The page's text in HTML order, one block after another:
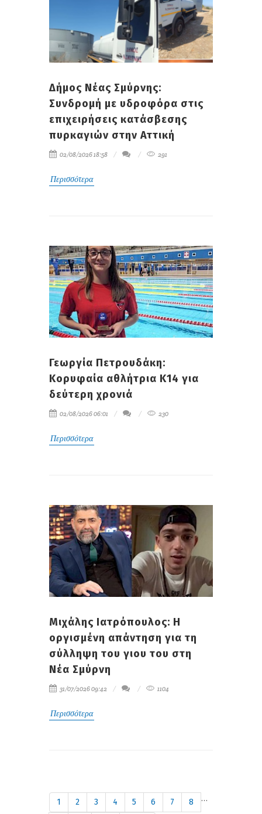
Δήμος Νέας Σμύρνης:
Συνδρομή με υδροφόρα στις
επιχειρήσεις κατάσβεσης
πυρκαγιών στην Αττική
02/08/2026 18:58 291
Περισσότερα
Γεωργία Πετρουδάκη:
Κορυφαία αθλήτρια Κ14 για
δεύτερη χρονιά
02/08/2026 06:01 230
Περισσότερα
Μιχάλης Ιατρόπουλος: Η
οργισμένη απάντηση για τη
σύλληψη του γιου του στη
Νέα Σμύρνη
31/07/2026 09:42 1104
Περισσότερα
1 2 3 4 5 6 7
8
…